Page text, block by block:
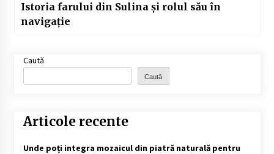
Istoria farului din Sulina și rolul său în
navigație
Caută
Caută
Articole recente
Unde poți integra mozaicul din piatră naturală pentru